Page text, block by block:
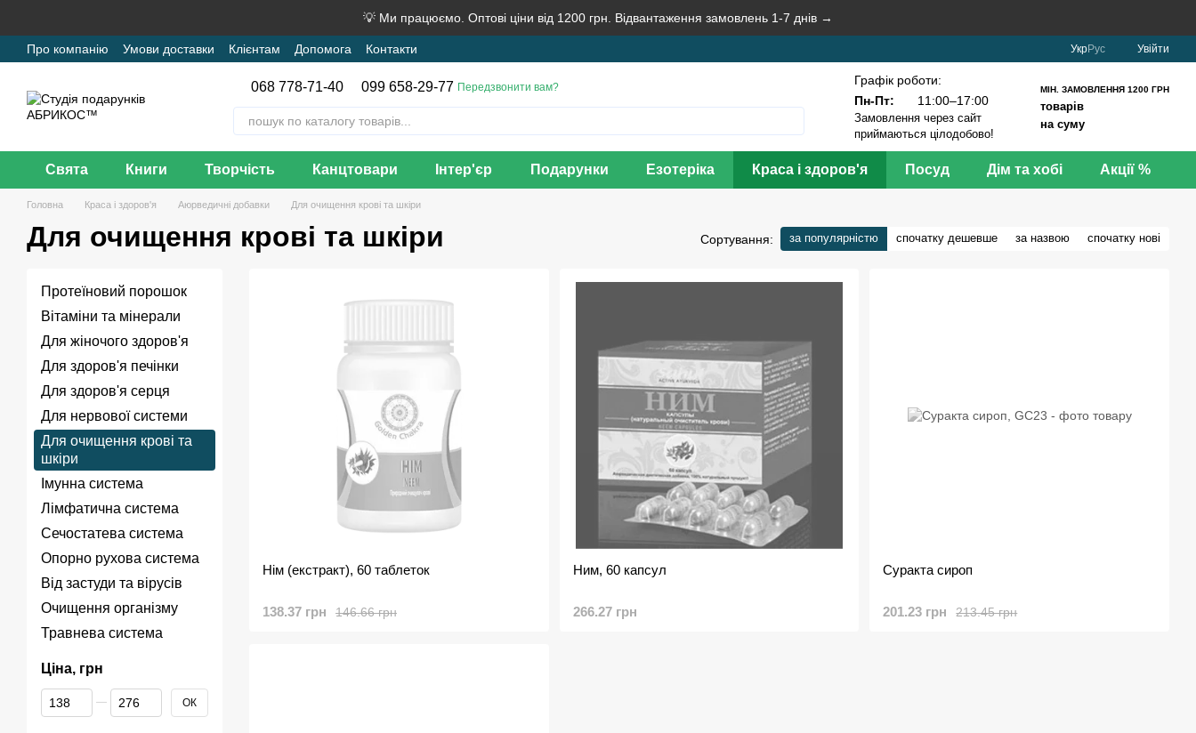
💡 Ми працюємо. Оптові ціни від 1200 грн. Відвантаження замовлень 1-7 днів →
Про компанію Умови доставки Клієнтам Допомога Контакти УкрРус Увійти
068 778-71-40 099 658-29-77 Передзвонити вам?
Графік роботи:
Пн-Пт:
11:00–17:00
Замовлення через сайт
приймаються цілодобово!
МІН. ЗАМОВЛЕННЯ 1200 ГРН
товарів
на суму
Свята Книги Творчість Канцтовари Інтер'єр Подарунки Езотеріка Краса і здоров'я Посуд Дім та хобі Акції %
Головна Краса і здоров'я Аюрведичні добавки Для очищення крові та шкіри
Для очищення крові та шкіри Сортування: за популярністю спочатку дешевше за назвою спочатку нові
Нім (екстракт), 60 таблеток
146.66 грн
138.37 грн
Ним, 60 капсул
266.27 грн
Суракта сироп
213.45 грн
201.23 грн
Протеїновий порошок
Вітаміни та мінерали
Для жіночого здоров'я
Для здоров'я печінки
Для здоров'я серця
Для нервової системи
Для очищення крові та
шкіри
Імунна система
Лімфатична система
Сечостатева система
Опорно рухова система
Від застуди та вірусів
Очищення організму
Травнева система
Ціна, грн
Від Ціна, грн
До Ціна, грн ОК